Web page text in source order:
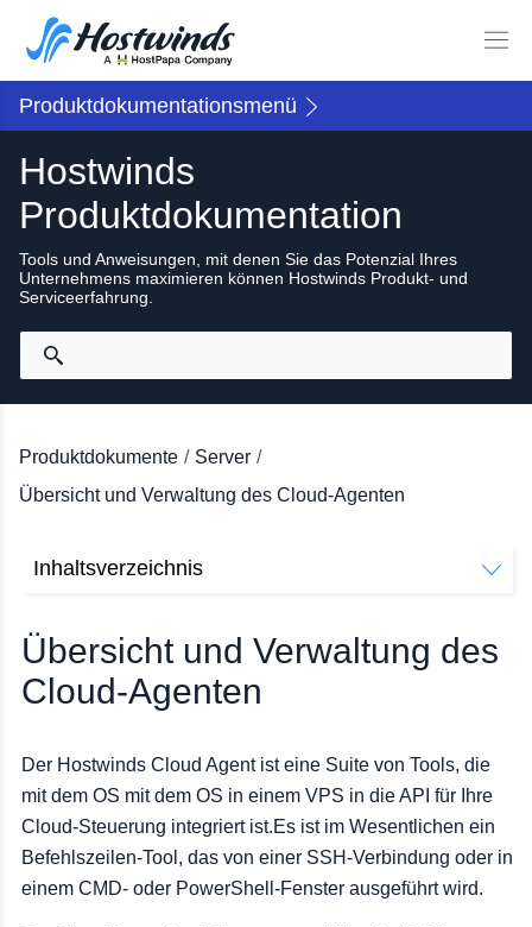
Produktdokumentationsmenü
Hostwinds
Produktdokumentation
Tools und Anweisungen, mit denen Sie das Potenzial Ihres
Unternehmens maximieren können Hostwinds Produkt- und
Serviceerfahrung.
Produktdokumente / Server /
Übersicht und Verwaltung des Cloud-Agenten
Inhaltsverzeichnis
Übersicht und Verwaltung des
Cloud-Agenten
Der Hostwinds Cloud Agent ist eine Suite von Tools, die
mit dem OS mit dem OS in einem VPS in die API für Ihre
Cloud-Steuerung integriert ist.Es ist im Wesentlichen ein
Befehlszeilen-Tool, das von einer SSH-Verbindung oder in
einem CMD- oder PowerShell-Fenster ausgeführt wird.